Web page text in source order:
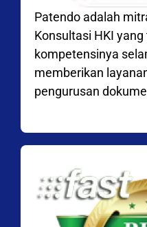
Patendo adalah
Konsultasi HKI
kompetensinya
memberikan
pengurusan